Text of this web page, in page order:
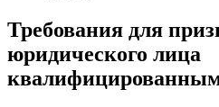
Требования для
юридического лица